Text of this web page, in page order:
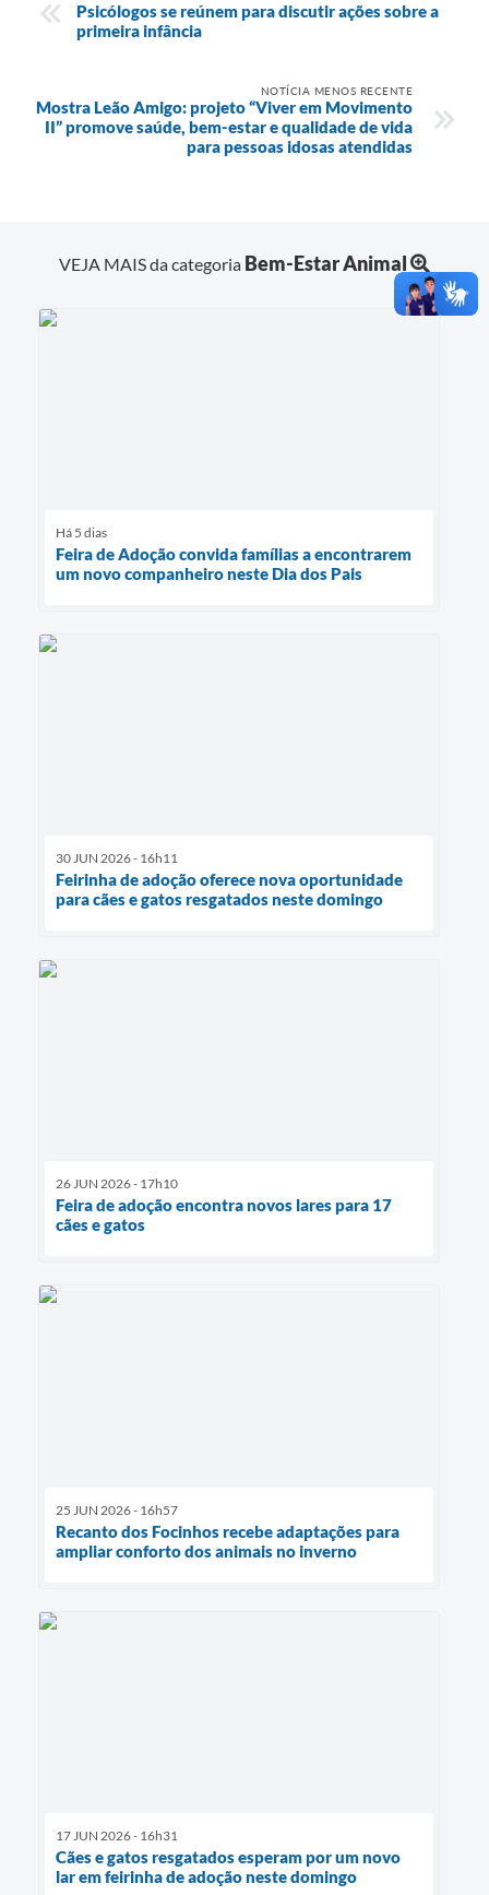
Psicólogos se reúnem para discutir ações sobre a
primeira infância
NOTÍCIA MENOS RECENTE
Mostra Leão Amigo: projeto “Viver em Movimento
II” promove saúde, bem-estar e qualidade de vida
para pessoas idosas atendidas
VEJA MAIS da categoria Bem-Estar Animal
Há 5 dias
Feira de Adoção convida famílias a encontrarem
um novo companheiro neste Dia dos Pais
30 JUN 2026 - 16h11
Feirinha de adoção oferece nova oportunidade
para cães e gatos resgatados neste domingo
26 JUN 2026 - 17h10
Feira de adoção encontra novos lares para 17
cães e gatos
25 JUN 2026 - 16h57
Recanto dos Focinhos recebe adaptações para
ampliar conforto dos animais no inverno
17 JUN 2026 - 16h31
Cães e gatos resgatados esperam por um novo
lar em feirinha de adoção neste domingo